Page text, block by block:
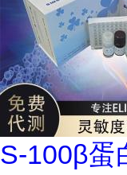
S-100β蛋